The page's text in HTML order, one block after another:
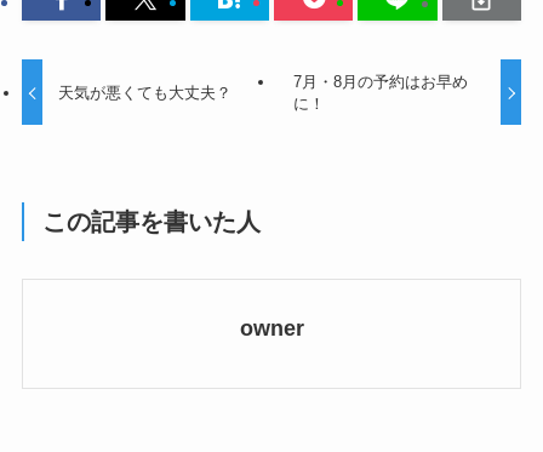
天気が悪くても大丈夫？
7月・8月の予約はお早め
に！
この記事を書いた人
owner